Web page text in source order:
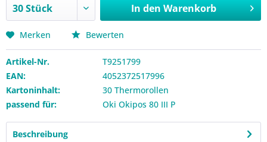
In den Warenkorb
Merken Bewerten
Artikel-Nr.
T9251799
EAN:
4052372517996
Kartoninhalt:
30 Thermorollen
passend für:
Oki Okipos 80 III P
Beschreibung